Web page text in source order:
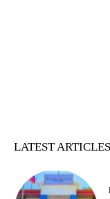
LATEST ARTICLES